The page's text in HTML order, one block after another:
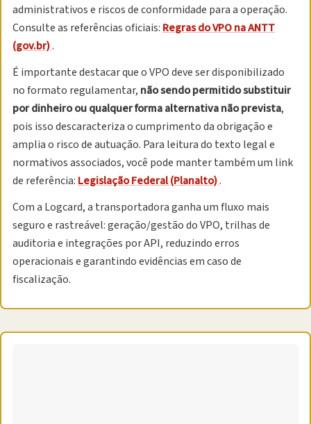
administrativos e riscos de conformidade para a operação.
Consulte as referências oficiais: Regras do VPO na ANTT
(gov.br).
É importante destacar que o VPO deve ser disponibilizado
no formato regulamentar, não sendo permitido substituir
por dinheiro ou qualquer forma alternativa não prevista,
pois isso descaracteriza o cumprimento da obrigação e
amplia o risco de autuação. Para leitura do texto legal e
normativos associados, você pode manter também um link
de referência: Legislação Federal (Planalto).
Com a Logcard, a transportadora ganha um fluxo mais
seguro e rastreável: geração/gestão do VPO, trilhas de
auditoria e integrações por API, reduzindo erros
operacionais e garantindo evidências em caso de
fiscalização.